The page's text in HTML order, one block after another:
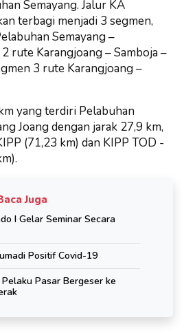
Semayang. Jalur KA
terbagi menjadi 3 segmen,
Semayang –
rute Karangjoang – Samboja –
3 rute Karangjoang –
yang terdiri Pelabuhan
Joang dengan jarak 27,9 km,
(71,23 km) dan KIPP TOD -
Juga
I Gelar Seminar Secara
Positif Covid-19
Pasar Bergeser ke